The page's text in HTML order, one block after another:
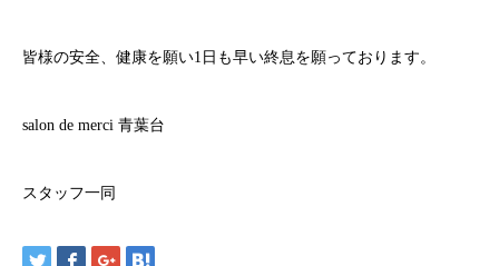
皆様の安全、健康を願い1 日も早い終息を願っております。
salon de merci 青葉台
スタッフ一同